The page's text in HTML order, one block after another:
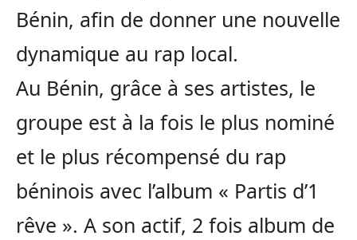
Bénin, afin de donner une nouvelle
dynamique au rap local.
Au Bénin, grâce à ses artistes, le
groupe est à la fois le plus nominé
et le plus récompensé du rap
béninois avec l’album « Partis d’1
rêve ». A son actif, 2 fois album de